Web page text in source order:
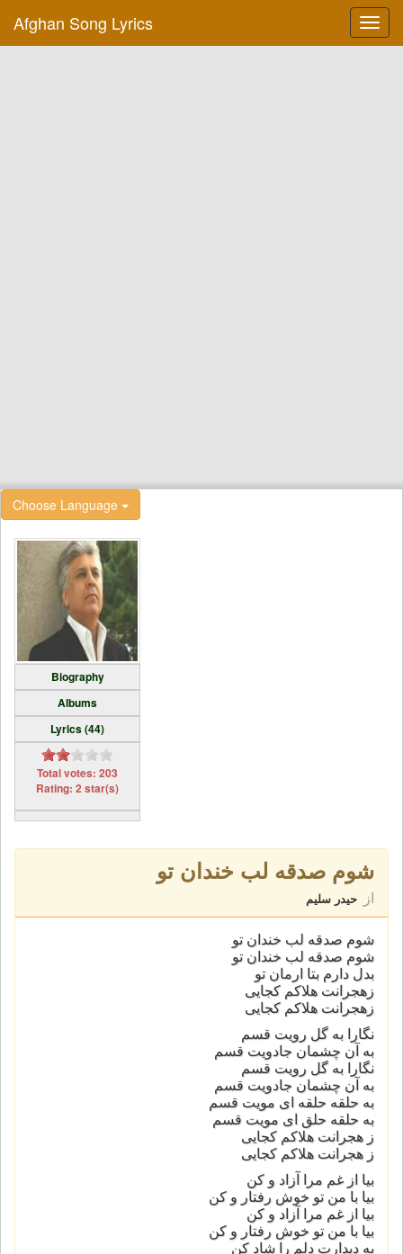
Afghan Song Lyrics
Choose Language
Biography
Albums
Lyrics (44)
Total votes: 203
Rating: 2 star(s)
شوم صدقه لب خندان تو
از حیدر سلیم
شوم صدقه لب خندان تو
شوم صدقه لب خندان تو
بدل دارم بتا ارمان تو
زهجرانت هلاکم کجایی
زهجرانت هلاکم کجایی
نگارا به گل رويت قسم
به آن چشمان جادويت قسم
نگارا به گل رويت قسم
به آن چشمان جادويت قسم
به حلقه حلقه اى مويت قسم
به حلقه حلق اى مويت قسم
ز هجرانت هلاكم كجايى
ز هجرانت هلاكم كجايى
بيا از غم مرا آزاد و كن
بیا با من تو خوش رفتار و کن
بيا از غم مرا آزاد و كن
بیا با من تو خوش رفتار و کن
به ديدارت دلم را شاد كن